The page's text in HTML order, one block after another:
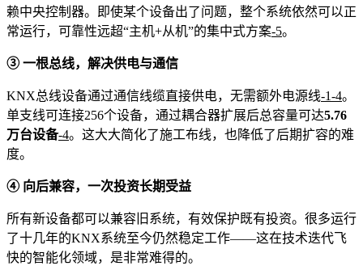
赖中央控制器。即使某个设备出了问题，整个系统依然可以正
常运行，可靠性远超“主机+从机”的集中式方案-5。
③ 一根总线，解决供电与通信
KNX总线设备通过通信线缆直接供电，无需额外电源线-1-4。
单支线可连接256个设备，通过耦合器扩展后总容量可达5.76
万台设备-4。这大大简化了施工布线，也降低了后期扩容的难
度。
④ 向后兼容，一次投资长期受益
所有新设备都可以兼容旧系统，有效保护既有投资。很多运行
了十几年的KNX系统至今仍然稳定工作——这在技术迭代飞
快的智能化领域，是非常难得的。